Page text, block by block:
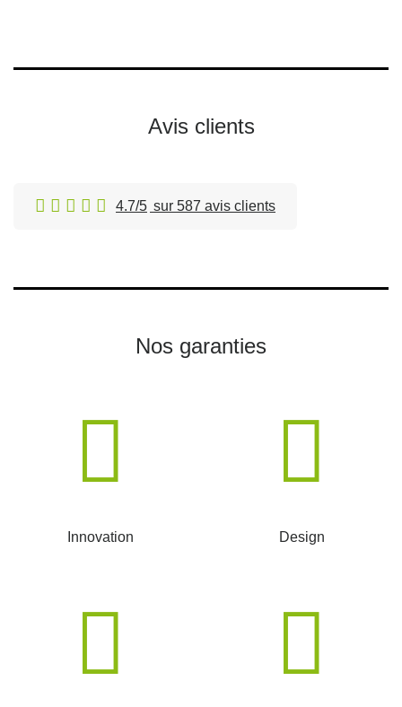
Avis clients
4.7/5 sur 587 avis clients
Nos garanties
Innovation Design